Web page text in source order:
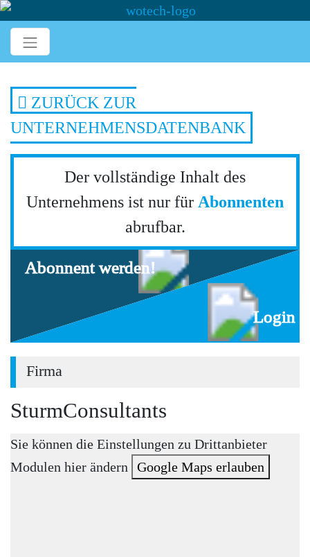
ZURÜCK ZUR
UNTERNEHMENSDATENBANK
Der vollständige Inhalt des
Unternehmens ist nur für Abonnenten
abrufbar.
Abonnent werden!
Login
Firma
SturmConsultants
Sie können die Einstellungen zu Drittanbieter
Modulen hier ändern
Google Maps erlauben